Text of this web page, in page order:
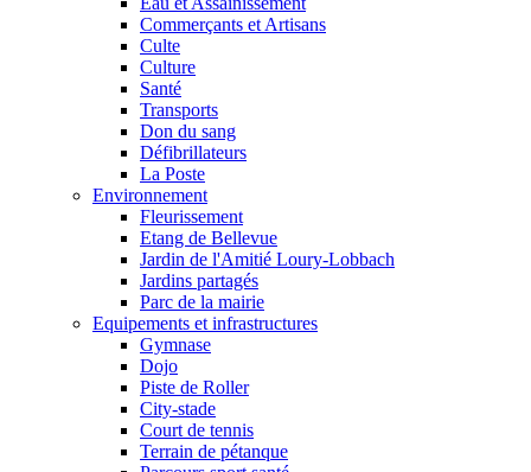
Commerçants et Artisans
Culte
Culture
Santé
Transports
Don du sang
Défibrillateurs
La Poste
Environnement
Fleurissement
Etang de Bellevue
Jardin de l'Amitié Loury-Lobbach
Jardins partagés
Parc de la mairie
Equipements et infrastructures
Gymnase
Dojo
Piste de Roller
City-stade
Court de tennis
Terrain de pétanque